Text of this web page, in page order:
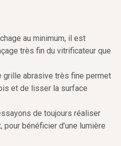
au minimum, il est
très fin du vitrificateur que
grille abrasive très fine permet
et de lisser la surface
de toujours réaliser
bénéficier d’une lumière